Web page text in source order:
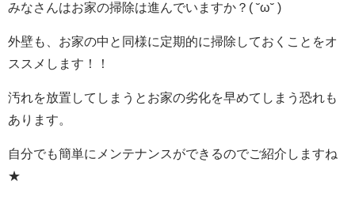
みなさんはお家の掃除は進んでいますか？( ˘ω˘ )
外壁も、お家の中と同様に定期的に掃除しておくことをオ
ススメします！！
汚れを放置してしまうとお家の劣化を早めてしまう恐れも
あります。
自分でも簡単にメンテナンスができるのでご紹介しますね
★